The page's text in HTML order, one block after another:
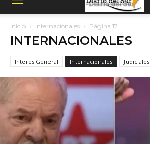
Inicio Internacionales Página 17
INTERNACIONALES
Interés General Internacionales Judiciales